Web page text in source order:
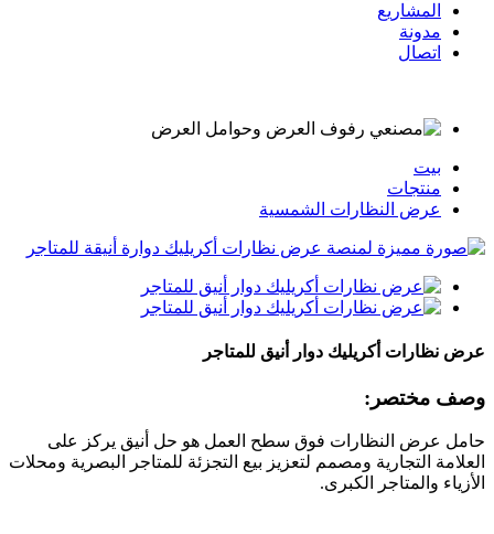
المشاريع
مدونة
اتصال
بيت
منتجات
عرض النظارات الشمسية
عرض نظارات أكريليك دوار أنيق للمتاجر
وصف مختصر:
حامل عرض النظارات فوق سطح العمل هو حل أنيق يركز على
العلامة التجارية ومصمم لتعزيز بيع التجزئة للمتاجر البصرية ومحلات
الأزياء والمتاجر الكبرى.